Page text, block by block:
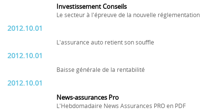
Investissement Conseils
Le secteur à l'épreuve de la nouvelle réglementation
2012.10.01
L'assurance auto retient son souffle
2012.10.01
Baisse générale de la rentabilité
2012.10.01
News-assurances Pro
L'Hebdomadaire News Assurances PRO en PDF